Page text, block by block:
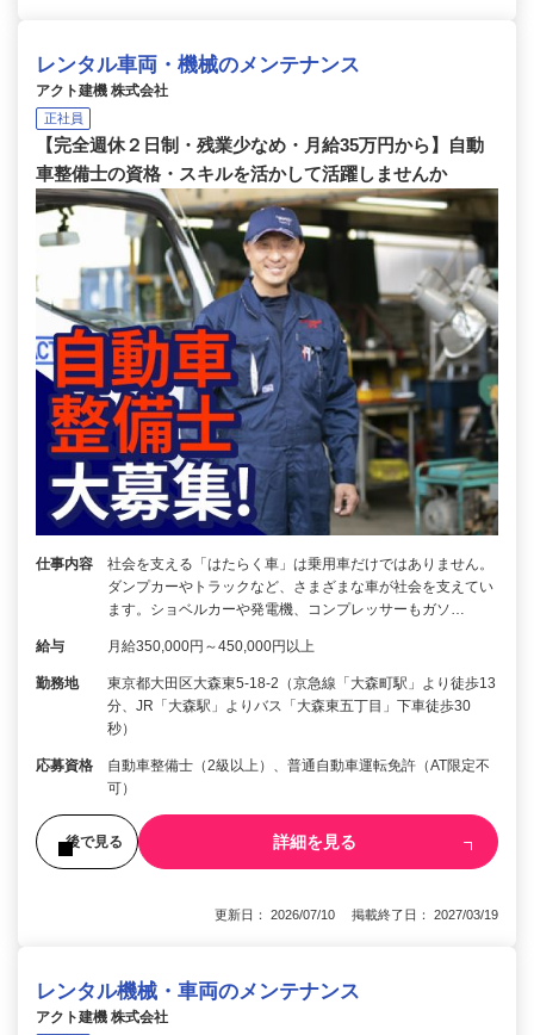
レンタル車両・機械のメンテナンス
アクト建機 株式会社
正社員
【完全週休２日制・残業少なめ・月給35万円から】自動
車整備士の資格・スキルを活かして活躍しませんか
仕事内容
社会を支える「はたらく車」は乗用車だけではありません。
ダンプカーやトラックなど、さまざまな車が社会を支えてい
ます。ショベルカーや発電機、コンプレッサーもガソ…
給与 月給350,000円～450,000円以上
勤務地
東京都大田区大森東5-18-2（京急線「大森町駅」より徒歩13
分、JR「大森駅」よりバス「大森東五丁目」下車徒歩30
秒）
応募資格
自動車整備士（2級以上）、普通自動車運転免許（AT限定不
可）
後で見る 詳細を見る
更新日： 2026/07/10 掲載終了日： 2027/03/19
レンタル機械・車両のメンテナンス
アクト建機 株式会社